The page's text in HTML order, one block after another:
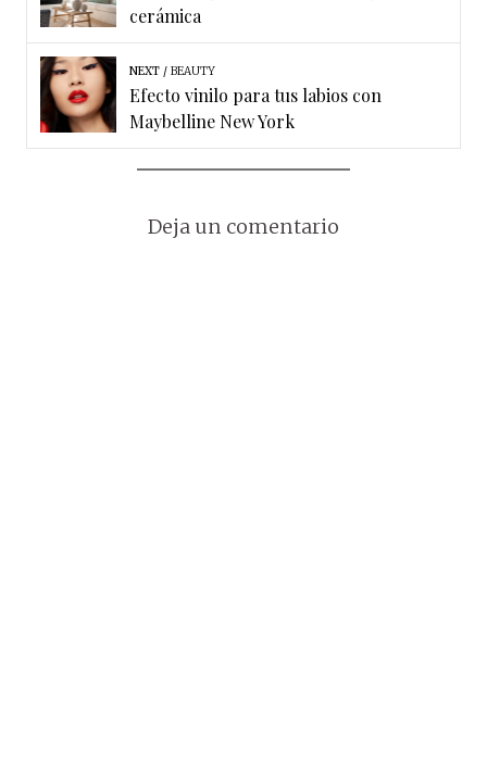
cerámica
NEXT BEAUTY
Efecto vinilo para tus labios con
Maybelline New York
Deja un comentario